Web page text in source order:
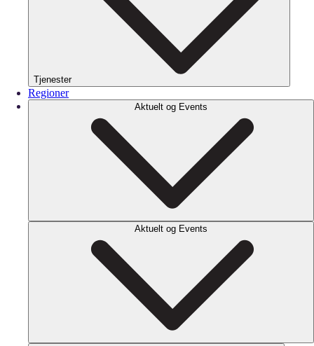
Tjenester
Regioner
Aktuelt og Events
Aktuelt og Events